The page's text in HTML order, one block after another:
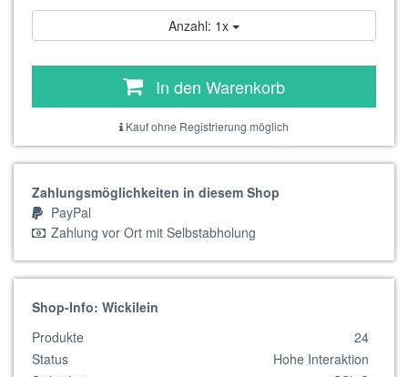
Anzahl: 1x
In den Warenkorb
Kauf ohne Registrierung möglich
Zahlungsmöglichkeiten in diesem Shop
PayPal
Zahlung vor Ort mit Selbstabholung
Shop-Info: Wickilein
Produkte
24
Status
Hohe Interaktion